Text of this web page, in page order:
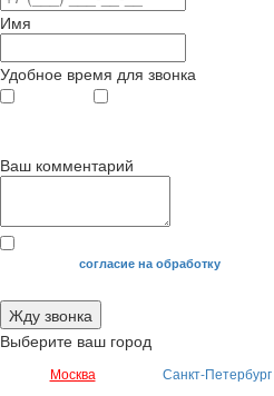
Имя
Удобное время для звонка
Ваш комментарий
Я даю своесогласие на обработку
Жду звонка
Выберите ваш город
Москва Санкт-Петербург